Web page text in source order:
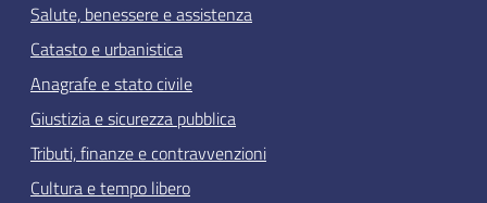
Salute, benessere e assistenza
Catasto e urbanistica
Anagrafe e stato civile
Giustizia e sicurezza pubblica
Tributi, finanze e contravvenzioni
Cultura e tempo libero